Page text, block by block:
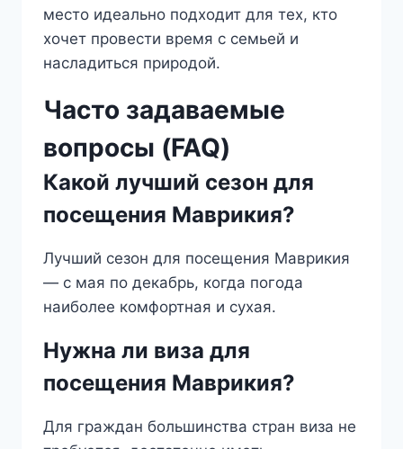
место идеально подходит для тех, кто
хочет провести время с семьей и
насладиться природой.
Часто задаваемые
вопросы (FAQ)
Какой лучший сезон для
посещения Маврикия?
Лучший сезон для посещения Маврикия
— с мая по декабрь, когда погода
наиболее комфортная и сухая.
Нужна ли виза для
посещения Маврикия?
Для граждан большинства стран виза не